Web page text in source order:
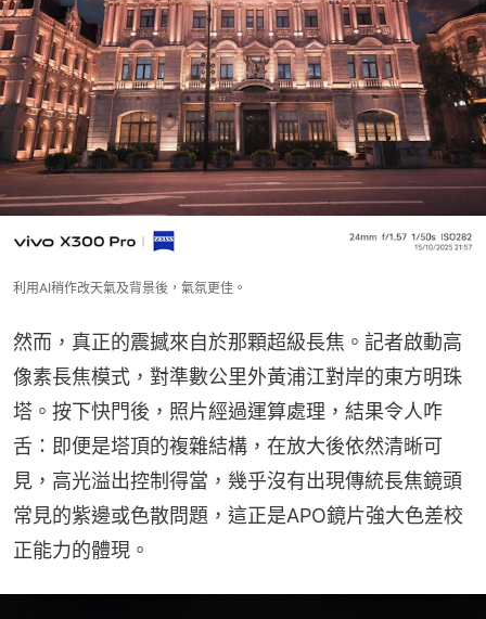
利用AI稍作改天氣及背景後，氣氛更佳。
然而，真正的震撼來自於那顆超級長焦。記者啟動高
像素長焦模式，對準數公里外黃浦江對岸的東方明珠
塔。按下快門後，照片經過運算處理，結果令人咋
舌：即便是塔頂的複雜結構，在放大後依然清晰可
見，高光溢出控制得當，幾乎沒有出現傳統長焦鏡頭
常見的紫邊或色散問題，這正是APO鏡片強大色差校
正能力的體現。